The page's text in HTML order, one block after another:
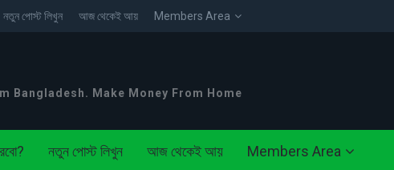
নতুন পোস্ট লিখুন আজ থেকেই আয় Members Area
Bangladesh. Make Money From Home
নতুন পোস্ট লিখুন আজ থেকেই আয় Members Area